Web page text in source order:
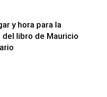
y hora para la
libro de Mauricio